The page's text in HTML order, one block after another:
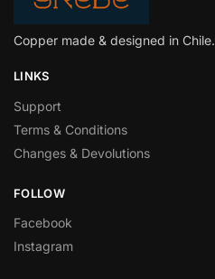
Copper made & designed in Chile.
LINKS
Support
Terms & Conditions
Changes & Devolutions
FOLLOW
Facebook
Instagram